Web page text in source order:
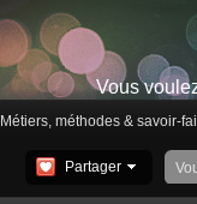
Vous
Métiers, méthodes & savoir-
Partager